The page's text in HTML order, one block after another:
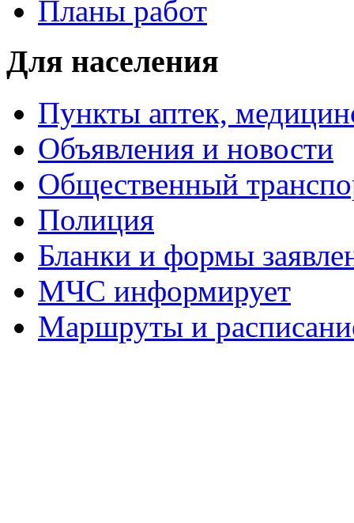
Планы работ
Для населения
Пункты аптек,
Объявления и новости
Общественный
Полиция
Бланки и формы
МЧС информирует
Маршруты и